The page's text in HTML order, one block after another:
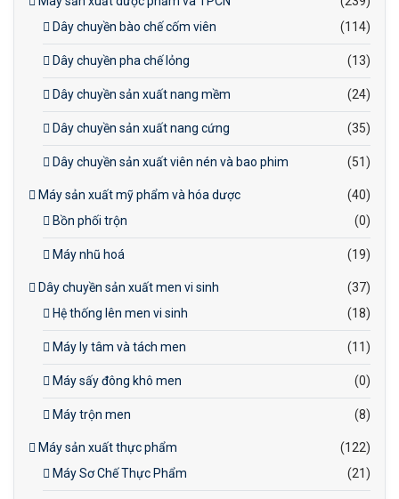
Dây chuyền bào chế cốm viên
(114)
Dây chuyền pha chế lỏng (13)
Dây chuyền sản xuất nang mềm (24)
Dây chuyền sản xuất nang cứng (35)
Dây chuyền sản xuất viên nén và bao phim (51)
Máy sản xuất mỹ phẩm và hóa dược
(40)
Bồn phối trộn
(0)
Máy nhũ hoá (19)
Dây chuyền sản xuất men vi sinh
(37)
Hệ thống lên men vi sinh
(18)
Máy ly tâm và tách men (11)
Máy sấy đông khô men (0)
Máy trộn men (8)
Máy sản xuất thực phẩm
(122)
Máy Sơ Chế Thực Phẩm
(21)